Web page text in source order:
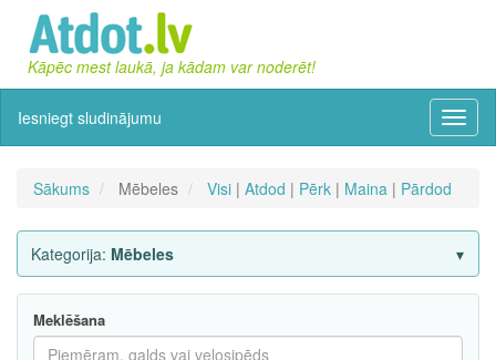
Kāpēc mest laukā, ja kādam var noderēt!
Iesniegt sludinājumu
Sākums Mēbeles Visi | Atdod | Pērk | Maina | Pārdod
Kategorija: Mēbeles
Meklēšana